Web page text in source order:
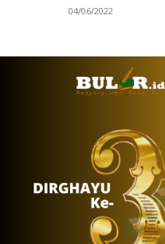
04/06/2022